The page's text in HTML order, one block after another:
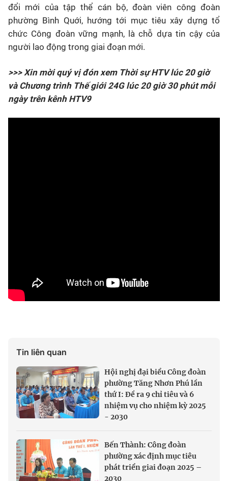
đổi mới của tập thể cán bộ, đoàn viên công đoàn
phường Bình Quới, hướng tới mục tiêu xây dựng tổ
chức Công đoàn vững mạnh, là chỗ dựa tin cậy của
người lao động trong giai đoạn mới.
>>> Xin mời quý vị đón xem Thời sự HTV lúc 20 giờ
và Chương trình Thế giới 24G lúc 20 giờ 30 phút mỗi
ngày trên kênh HTV9
Tin liên quan
Hội nghị đại biểu Công đoàn
phường Tăng Nhơn Phú lần
thứ I: Đề ra 9 chỉ tiêu và 6
nhiệm vụ cho nhiệm kỳ 2025
- 2030
Bến Thành: Công đoàn
phường xác định mục tiêu
phát triển giai đoạn 2025 –
2030